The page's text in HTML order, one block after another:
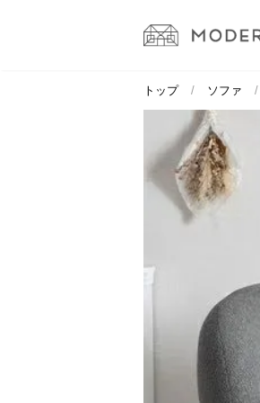
トップ ソファ